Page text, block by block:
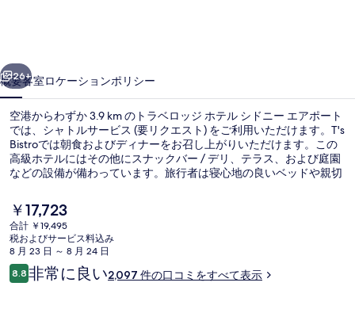
テ
ル
シ
ド
ニ
ー
エ
ア
ポ
次へ
26+
概要客室ロケーションポリシー
空港からわずか 3.9 km のトラベロッジ ホテル シドニー エアポート
では、シャトルサービス (要リクエスト) をご利用いただけます。T's
Bistroでは朝食およびディナーをお召し上がりいただけます。この
高級ホテルにはその他にスナックバー / デリ、テラス、および庭園
などの設備が備わっています。旅行者は寝心地の良いベッドや親切
います。地下鉄マスコット駅までは徒歩 10 分です。
現
在
の
料
金
は
￥17,723
合計 ￥19,495
税およびサービス料込み
8 月 23 日 ～ 8 月 24 日
口
コ
8.810段階中8.8
非常に良い2,097 件の口コミをすべて表示